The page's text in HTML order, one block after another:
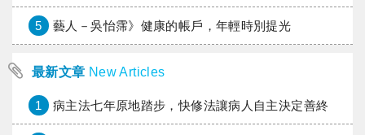
5 藝人－吳怡霈》健康的帳戶，年輕時別提光
最新文章 New Articles
1 病主法七年原地踏步，快修法讓病人自主決定善終